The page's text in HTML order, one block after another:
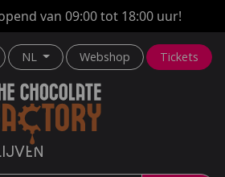
van 09:00 tot 18:00 uur!
NL Webshop Tickets